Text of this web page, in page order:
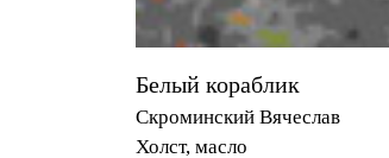
Белый кораблик
Скроминский Вячеслав
Холст, масло